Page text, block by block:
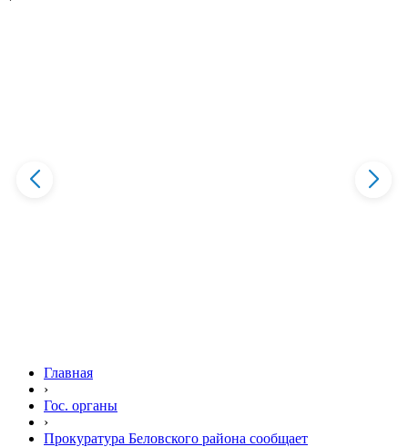
`
Главная
›
Гос. органы
›
Прокуратура Беловского района сообщает